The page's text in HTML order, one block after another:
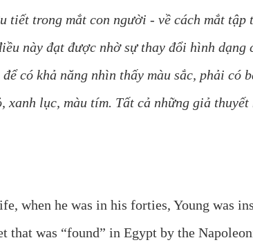
tiết trong mắt con người - về cách mắt tập
này đạt được nhờ sự thay đổi hình
có khả năng nhìn thấy màu sắc, phải có
xanh lục, màu tím. Tất cả những giả
when he was in his forties, Young was
that was “found” in Egypt by the